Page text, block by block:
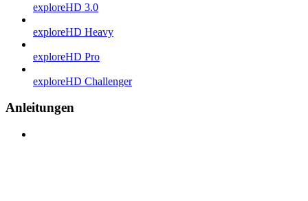
exploreHD 3.0
exploreHD Heavy
exploreHD Pro
exploreHD Challenger
Anleitungen